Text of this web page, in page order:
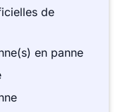
de
en panne